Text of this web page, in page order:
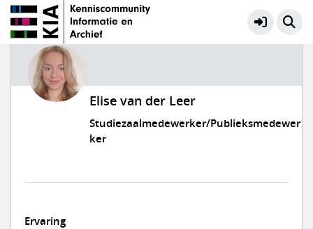
Elise van der Leer
Studiezaalmedewerker/Publieksmedewer
ker
Ervaring